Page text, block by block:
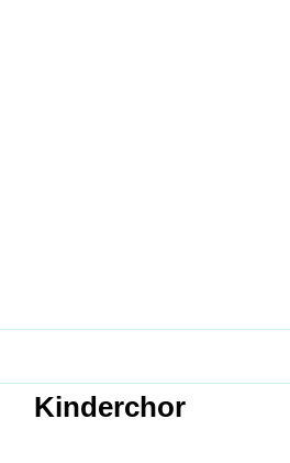
Kinderchor